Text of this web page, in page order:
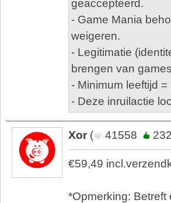
geaccepteerd.
- Game Mania
weigeren.
- Legitimatie
brengen van
- Minimum leeftijd
- Deze inruilactie
Xor ( 41558
€59,49
*Opmerking: